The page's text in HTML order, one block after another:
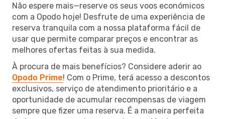
Não espere mais—reserve os seus voos económicos
com a Opodo hoje! Desfrute de uma experiência de
reserva tranquila com a nossa plataforma fácil de
usar que permite comparar preços e encontrar as
melhores ofertas feitas à sua medida.
À procura de mais benefícios? Considere aderir ao
Opodo Prime! Com o Prime, terá acesso a descontos
exclusivos, serviço de atendimento prioritário e a
oportunidade de acumular recompensas de viagem
sempre que fizer uma reserva. É a maneira perfeita